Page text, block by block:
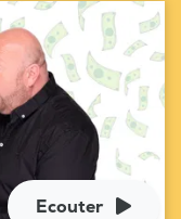
Ecouter